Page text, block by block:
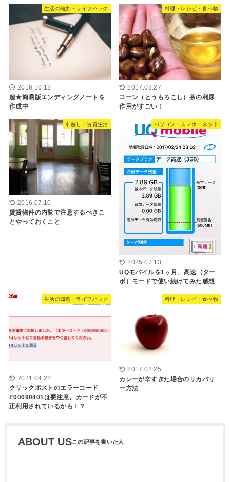
生活の知恵・ライフハック
2016.10.12
超★簡易版エンディングノートを
作成中
料理・レシピ・食べ物
2017.08.27
コーン（とうもろこし）茶の利尿
作用がすごい！
引越し・賃貸生活
2016.07.10
賃貸物件の内覧で注意するべきこ
とやっておくこと
パソコン・スマホ・ネット
2025.07.13
UQモバイルを1ヶ月、高速（ター
ボ）モードで使い続けてみた感想
生活の知恵・ライフハック
2021.04.22
クリックポストのエラーコード
E00090401は要注意。カードが不
正利用されているかも！？
料理・レシピ・食べ物
2017.02.25
カレーが辛すぎた場合のリカバリ
ー方法
ABOUT US